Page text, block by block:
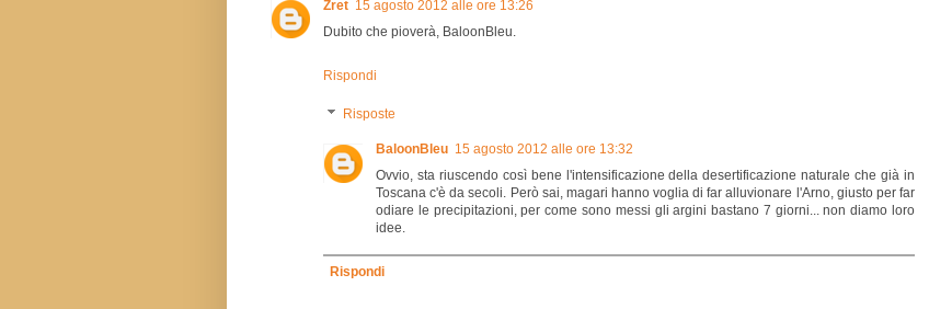
Zret 15 agosto 2012 alle ore 13:26
Dubito che pioverà, BaloonBleu.
Rispondi
Risposte
BaloonBleu 15 agosto 2012 alle ore 13:32
Ovvio, sta riuscendo così bene l'intensificazione della desertificazione naturale che già in
Toscana c'è da secoli. Però sai, magari hanno voglia di far alluvionare l'Arno, giusto per far
odiare le precipitazioni, per come sono messi gli argini bastano 7 giorni... non diamo loro
idee.
Rispondi